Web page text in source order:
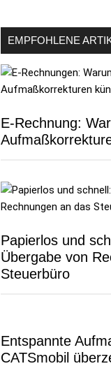
EMPFOHLENE
E-Rechnung:
Papierlos und
Übergabe von
Steuerbüro
Entspannte
CATSmobil